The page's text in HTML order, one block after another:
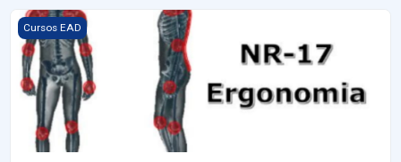
Imagem do curso CPK MTO - Ergonomia NR17 OUT23
Cursos EAD